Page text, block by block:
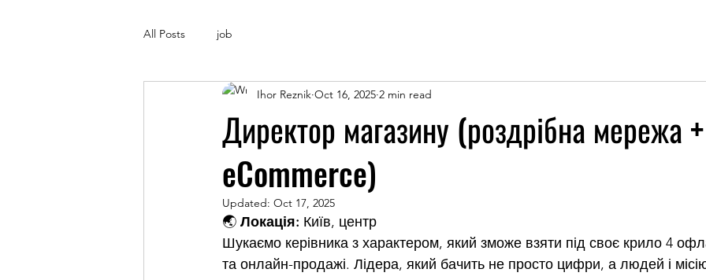
All Posts job
Директор магазину (роздрібна мережа +
eCommerce)
Ihor Reznik Oct 16, 2025 2 min read
Updated: Oct 17, 2025
🌏 Локація: Київ, центр
Шукаємо керівника з характером, який зможе взяти під своє крило 4
та онлайн-продажі. Лідера, який бачить не просто цифри, а людей і